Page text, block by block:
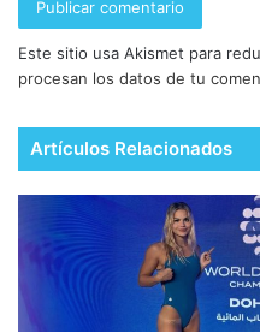
Este sitio usa Akismet para
procesan los datos de tu
Artículos Relacionados